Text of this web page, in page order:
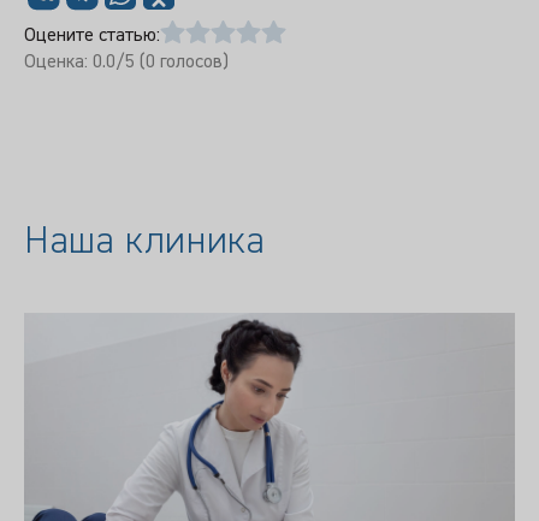
Оцените статью:
Оценка: 0.0/5 (0 голосов)
Наша клиника